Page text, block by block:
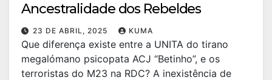
Ancestralidade dos Rebeldes
23 DE ABRIL, 2025 KUMA
Que diferença existe entre a UNITA do tirano
megalómano psicopata ACJ “Betinho”, e os
terroristas do M23 na RDC? A inexistência de